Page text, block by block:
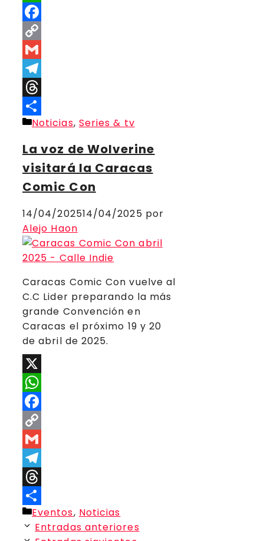
WhatsApp
Facebook
Copy
Link
Gmail
Telegram
Threads
Compartir
Categorías
Noticias, Series & tv
La voz de Wolverine
visitará la Caracas
Comic Con
14/04/202514/04/2025 por
Alejo Haon
Caracas Comic Con vuelve al
C.C Lider preparando la más
grande Convención en
Caracas el próximo 19 y 20
de abril de 2025.
X
WhatsApp
Facebook
Copy
Link
Gmail
Telegram
Threads
Compartir
Categorías
Eventos, Noticias
Entradas anteriores